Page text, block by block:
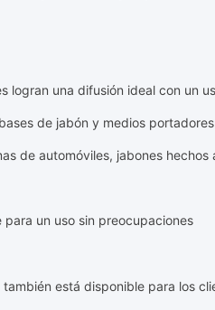
logran una difusión ideal con un
de jabón y medios portadores
de automóviles, jabones
un uso sin preocupaciones
está disponible para los